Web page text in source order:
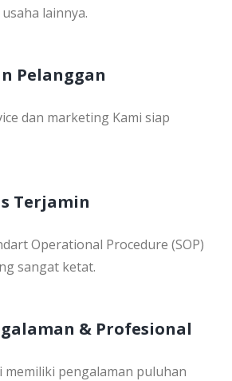
lainnya.
Pelanggan
dan marketing Kami siap
Terjamin
Operational Procedure (SOP)
sangat ketat.
& Profesional
memiliki pengalaman puluhan